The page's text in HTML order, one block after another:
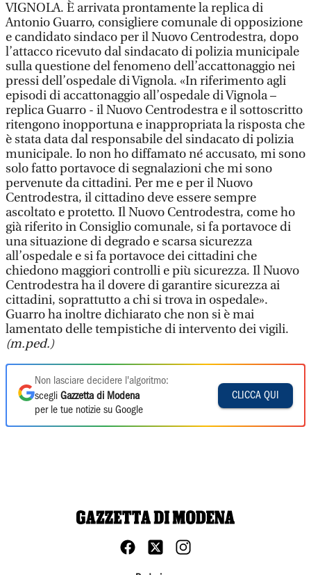
VIGNOLA. È arrivata prontamente la replica di
Antonio Guarro, consigliere comunale di opposizione
e candidato sindaco per il Nuovo Centrodestra, dopo
l’attacco ricevuto dal sindacato di polizia municipale
sulla questione del fenomeno dell’accattonaggio nei
pressi dell’ospedale di Vignola. «In riferimento agli
episodi di accattonaggio all’ospedale di Vignola –
replica Guarro - il Nuovo Centrodestra e il sottoscritto
ritengono inopportuna e inappropriata la risposta che
è stata data dal responsabile del sindacato di polizia
municipale. Io non ho diffamato né accusato, mi sono
solo fatto portavoce di segnalazioni che mi sono
pervenute da cittadini. Per me e per il Nuovo
Centrodestra, il cittadino deve essere sempre
ascoltato e protetto. Il Nuovo Centrodestra, come ho
già riferito in Consiglio comunale, si fa portavoce di
una situazione di degrado e scarsa sicurezza
all’ospedale e si fa portavoce dei cittadini che
chiedono maggiori controlli e più sicurezza. Il Nuovo
Centrodestra ha il dovere di garantire sicurezza ai
cittadini, soprattutto a chi si trova in ospedale».
Guarro ha inoltre dichiarato che non si è mai
lamentato delle tempistiche di intervento dei vigili.
(m.ped.)
Non lasciare decidere l'algoritmo:
scegli Gazzetta di Modena
per le tue notizie su Google
CLICCA QUI